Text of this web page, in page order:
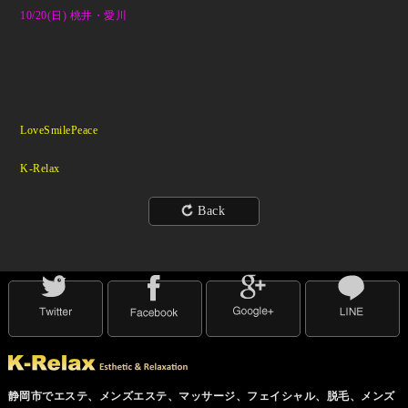
10/20(日) 桃井・愛川
LoveSmilePeace
K-Relax
Back
静岡市でエステ、メンズエステ、マッサージ、フェイシャル、脱毛、メンズ